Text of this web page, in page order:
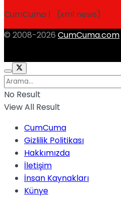
CumCuma | (xml news)
© 2008-2026 CumCuma.com
No Result
View All Result
CumCuma
Gizlilik Politikası
Hakkımızda
İletişim
İnsan Kaynakları
Künye